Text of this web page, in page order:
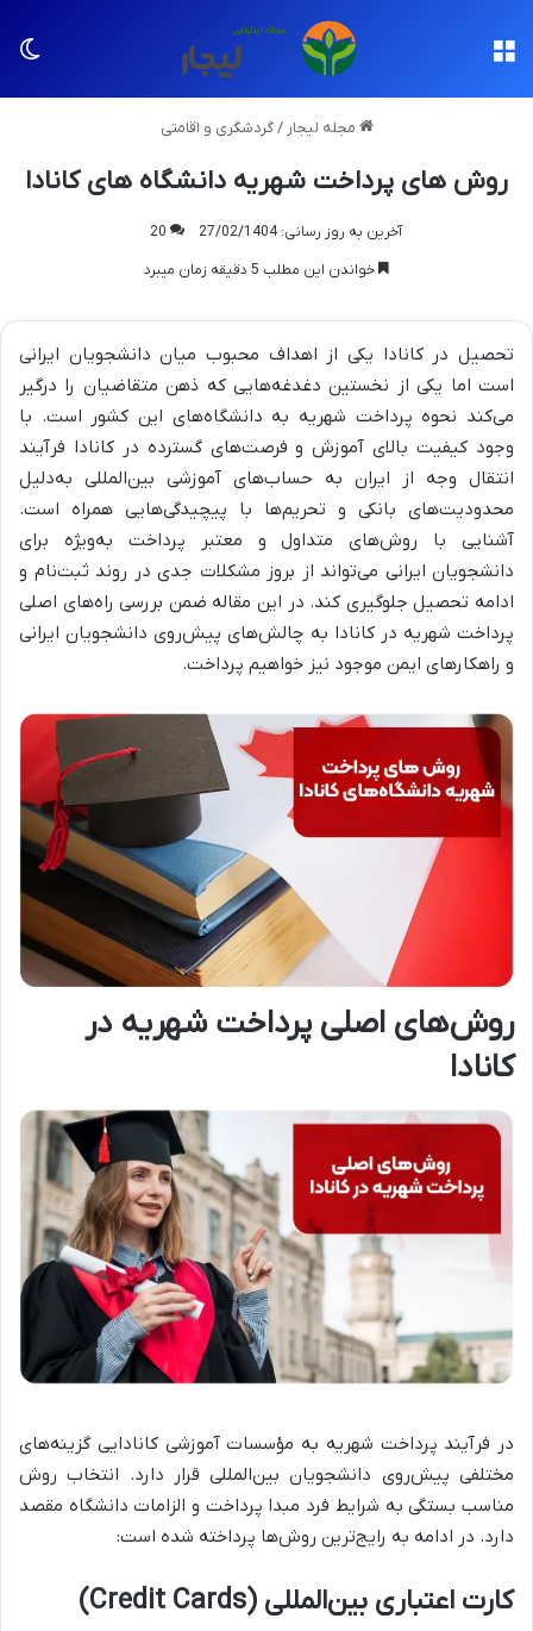
مجله لیجار / گردشگری و اقامتی
روش های پرداخت شهریه دانشگاه های کانادا
آخرین به روز رسانی: 27/02/1404
20
خواندن این مطلب 5 دقیقه زمان میبرد
تحصیل در کانادا یکی از اهداف محبوب میان دانشجویان ایرانی
است اما یکی از نخستین دغدغه‌هایی که ذهن متقاضیان را درگیر
می‌کند نحوه پرداخت شهریه به دانشگاه‌های این کشور است. با
وجود کیفیت بالای آموزش و فرصت‌های گسترده در کانادا فرآیند
انتقال وجه از ایران به حساب‌های آموزشی بین‌المللی به‌دلیل
محدودیت‌های بانکی و تحریم‌ها با پیچیدگی‌هایی همراه است.
آشنایی با روش‌های متداول و معتبر پرداخت به‌ویژه برای
دانشجویان ایرانی می‌تواند از بروز مشکلات جدی در روند ثبت‌نام و
ادامه تحصیل جلوگیری کند. در این مقاله ضمن بررسی راه‌های اصلی
پرداخت شهریه در کانادا به چالش‌های پیش‌روی دانشجویان ایرانی
و راهکارهای ایمن موجود نیز خواهیم پرداخت.
روش‌های اصلی پرداخت شهریه در
کانادا
در فرآیند پرداخت شهریه به مؤسسات آموزشی کانادایی گزینه‌های
مختلفی پیش‌روی دانشجویان بین‌المللی قرار دارد. انتخاب روش
مناسب بستگی به شرایط فرد مبدا پرداخت و الزامات دانشگاه مقصد
دارد. در ادامه به رایج‌ترین روش‌ها پرداخته شده است:
کارت اعتباری بین‌المللی (Credit Cards)